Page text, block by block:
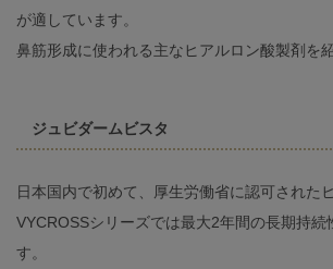
が適しています。
鼻筋形成に使われる主なヒアルロン酸製剤を
ジュビダームビスタ
日本国内で初めて、厚生労働省に認可された
VYCROSSシリーズでは最大2年間の長期持続
す。